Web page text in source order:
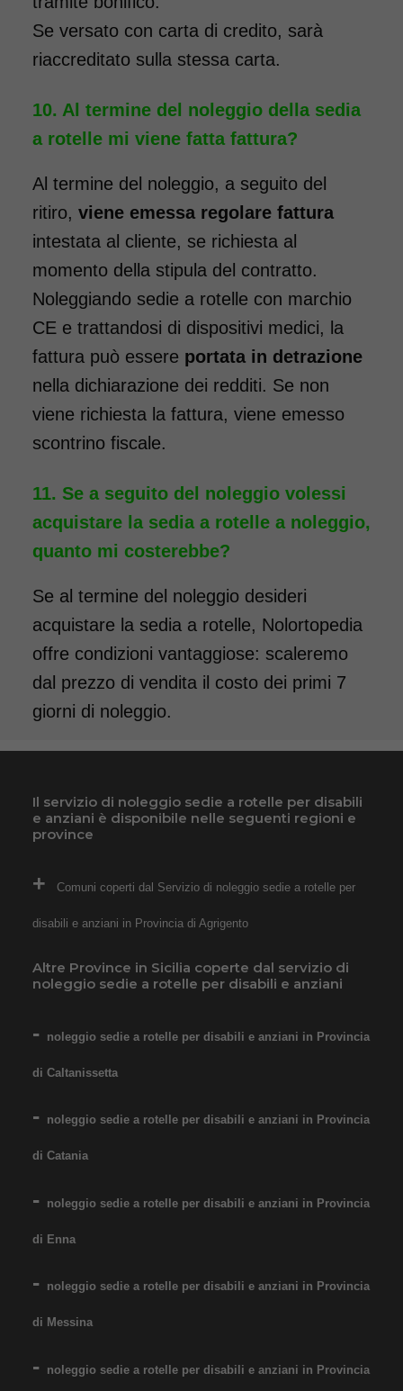
Noleggio sedia a rotelle seduta
46 cm TRANSITO con pedane
elevabili estraibili. Il noleggio
minimo è di 7 giorni a partire
da 76 euro. Consegniamo a
contattaci per maggiori
informazioni.
COSTO NOLEGGIO
da 76,01€
SCHEDA COMPLETA
Noleggio Carrozzina
pieghevole per bambini
Noleggio sedia a rotelle per
bambini con bracciolo
ribaltabile, schienale
giorni a 89 euro. Consegniamo
a domicilio in tutta Italia,
da 89,00€
pieghevole per bambini e
Noleggio sedia a rotelle con
reggigambe. Per bambini e
Se versato con carta di credito, sarà
riaccreditato sulla stessa carta.
Al termine del noleggio della sedia
a rotelle mi viene fatta fattura?
Al termine del noleggio, a seguito del
ritiro, viene emessa regolare fattura
intestata al cliente, se richiesta al
momento della stipula del contratto.
Noleggiando sedie a rotelle con marchio
CE e trattandosi di dispositivi medici, la
fattura può essere portata in detrazione
nella dichiarazione dei redditi. Se non
viene richiesta la fattura, viene emesso
scontrino fiscale.
Se a seguito del noleggio volessi
acquistare la sedia a rotelle a noleggio,
quanto mi costerebbe?
Se al termine del noleggio desideri
acquistare la sedia a rotelle, Nolortopedia
offre condizioni vantaggiose: scaleremo
dal prezzo di vendita il costo dei primi 7
giorni di noleggio.
Il servizio di noleggio sedie a rotelle per disabili
e anziani è disponibile nelle seguenti regioni e
province
Comuni coperti dal Servizio di noleggio sedie a rotelle per
disabili e anziani in Provincia di Agrigento
Altre Province in Sicilia coperte dal servizio di
noleggio sedie a rotelle per disabili e anziani
noleggio sedie a rotelle per disabili e anziani in Provincia
di Caltanissetta
noleggio sedie a rotelle per disabili e anziani in Provincia
di Catania
noleggio sedie a rotelle per disabili e anziani in Provincia
di Enna
noleggio sedie a rotelle per disabili e anziani in Provincia
di Messina
noleggio sedie a rotelle per disabili e anziani in Provincia